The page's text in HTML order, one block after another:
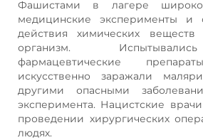
Фашистами в лагере широко
медицинские эксперименты и
действия химических веществ
организм.
фармацевтические
искусственно заражали
другими опасными
эксперимента. Нацистские
проведении хирургических
людях.